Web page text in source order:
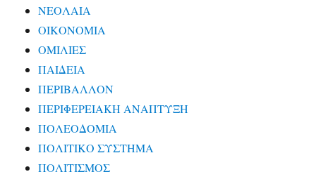
ΝΕΟΛΑΙΑ
ΟΙΚΟΝΟΜΙΑ
ΟΜΙΛΙΕΣ
ΠΑΙΔΕΙΑ
ΠΕΡΙΒΑΛΛΟΝ
ΠΕΡΙΦΕΡΕΙΑΚΗ ΑΝΑΠΤΥΞΗ
ΠΟΛΕΟΔΟΜΙΑ
ΠΟΛΙΤΙΚΟ ΣΥΣΤΗΜΑ
ΠΟΛΙΤΙΣΜΟΣ